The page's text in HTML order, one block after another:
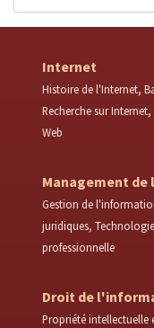
Internet
Histoire de l'Internet
Recherche sur Internet
Web
Management
Gestion de
juridiques
professionnelle
Droit de
Propriété